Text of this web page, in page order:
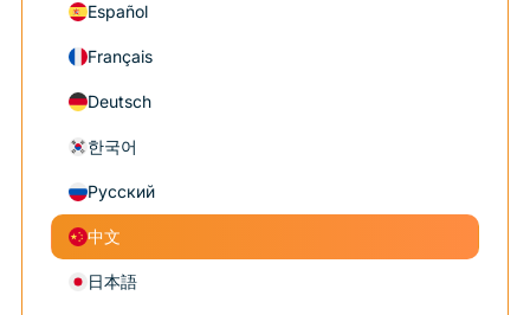
Español
Français
Deutsch
한국어
Русский
中文
日本語